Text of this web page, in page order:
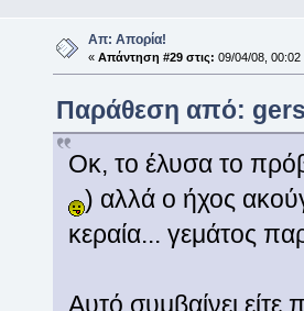
Απ: Απορία!
« Απάντηση #29 στις: 09/04/08, 00:02
Παράθεση από: gers
Oκ, το έλυσα το
) αλλά ο ήχος
κεραία... γεμάτος
Αυτό συμβαίνει